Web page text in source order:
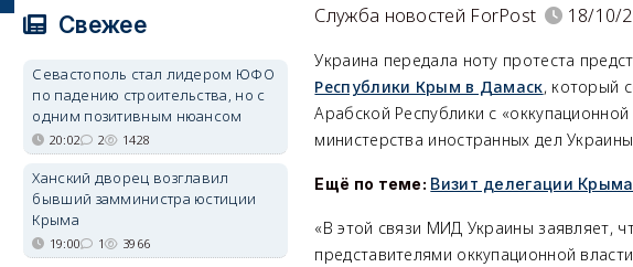
Служба новостей ForPost
18/10/
Украина передала ноту протеста
Республики Крым в Дамаск, который
Арабской Республики с
министерства иностранных дел
Ещё по теме: Визит делегации
«В этой связи МИД Украины заявляет,
представителями оккупационной
Свежее
Севастополь стал лидером ЮФО
по падению строительства, но с
одним позитивным нюансом
20:02 2 1428
Ханский дворец возглавил
бывший замминистра юстиции
Крыма
19:00 1 3966